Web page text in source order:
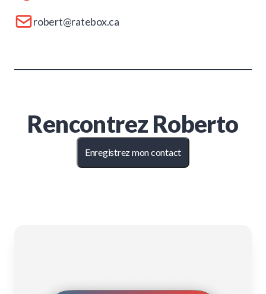
robert@ratebox.ca
Rencontrez Roberto
Enregistrez mon contact